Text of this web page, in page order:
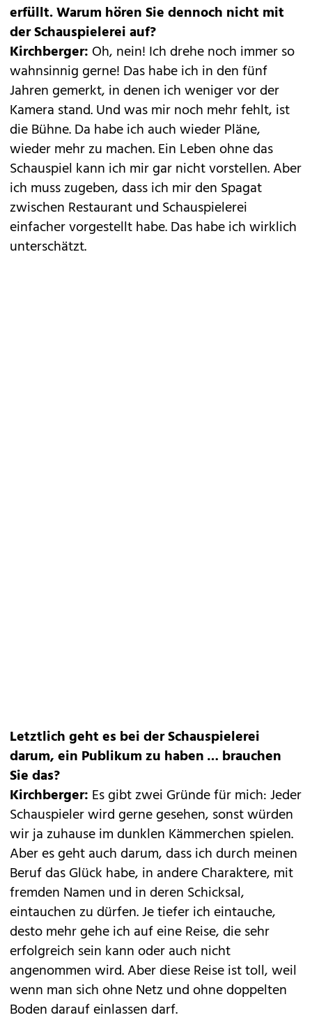
erfüllt. Warum hören Sie dennoch nicht mit
der Schauspielerei auf?
Kirchberger: Oh, nein! Ich drehe noch immer so
wahnsinnig gerne! Das habe ich in den fünf
Jahren gemerkt, in denen ich weniger vor der
Kamera stand. Und was mir noch mehr fehlt, ist
die Bühne. Da habe ich auch wieder Pläne,
wieder mehr zu machen. Ein Leben ohne das
Schauspiel kann ich mir gar nicht vorstellen. Aber
ich muss zugeben, dass ich mir den Spagat
zwischen Restaurant und Schauspielerei
einfacher vorgestellt habe. Das habe ich wirklich
unterschätzt.
Letztlich geht es bei der Schauspielerei
darum, ein Publikum zu haben … brauchen
Sie das?
Kirchberger: Es gibt zwei Gründe für mich: Jeder
Schauspieler wird gerne gesehen, sonst würden
wir ja zuhause im dunklen Kämmerchen spielen.
Aber es geht auch darum, dass ich durch meinen
Beruf das Glück habe, in andere Charaktere, mit
fremden Namen und in deren Schicksal,
eintauchen zu dürfen. Je tiefer ich eintauche,
desto mehr gehe ich auf eine Reise, die sehr
erfolgreich sein kann oder auch nicht
angenommen wird. Aber diese Reise ist toll, weil
wenn man sich ohne Netz und ohne doppelten
Boden darauf einlassen darf.